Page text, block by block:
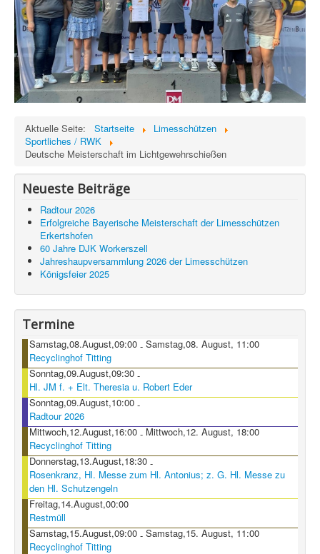
Aktuelle Seite: Startseite
Limesschützen
Sportliches / RWK
Deutsche Meisterschaft im Lichtgewehrschießen
Neueste Beiträge
Radtour 2026
Erfolgreiche Bayerische Meisterschaft der Limesschützen
Erkertshofen
60 Jahre DJK Workerszell
Jahreshaupversammlung 2026 der Limesschützen
Königsfeier 2025
Termine
Samstag,08.August,09:00 - Samstag,08. August, 11:00
Recyclinghof Titting
Sonntag,09.August,09:30 -
Hl. JM f. + Elt. Theresia u. Robert Eder
Sonntag,09.August,10:00 -
Radtour 2026
Mittwoch,12.August,16:00 - Mittwoch,12. August, 18:00
Recyclinghof Titting
Donnerstag,13.August,18:30 -
Rosenkranz, Hl. Messe zum Hl. Antonius; z. G. Hl. Messe zu
den Hl. Schutzengeln
Freitag,14.August,00:00
Restmüll
Samstag,15.August,09:00 - Samstag,15. August, 11:00
Recyclinghof Titting